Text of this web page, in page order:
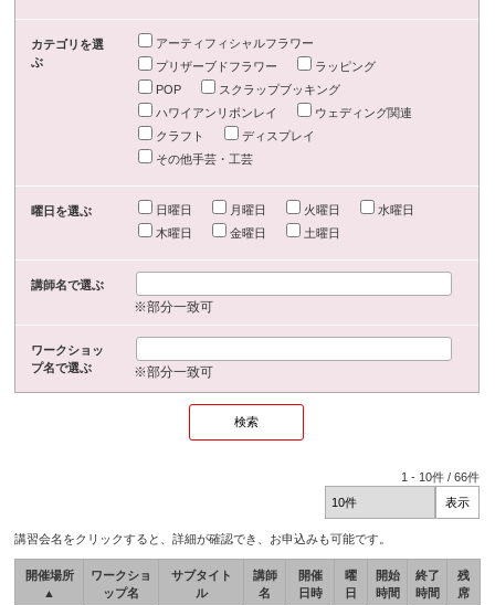
カテゴリを選
ぶ
アーティフィシャルフラワー
プリザーブドフラワー
ラッピング
POP
スクラップブッキング
ハワイアンリボンレイ
ウェディング関連
クラフト
ディスプレイ
その他手芸・工芸
曜日を選ぶ 日曜日 月曜日 火曜日
水曜日
木曜日
金曜日 土曜日
講師名で選ぶ
※部分一致可
ワークショッ
プ名で選ぶ
※部分一致可
1 - 10件 /66件
講習会名をクリックすると、詳細が確認でき、お申込みも可能です。
開催場所
▲
ワークショ
ップ名
サブタイト
ル
講師
名
開催
日時
曜
日
開始
時間
終了
時間
残
席